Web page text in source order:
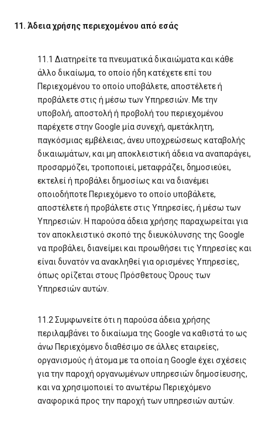
11. Άδεια χρήσης περιεχομένου από εσάς
11.1 Διατηρείτε τα πνευματικά δικαιώματα και κάθε
άλλο δικαίωμα, το οποίο ήδη κατέχετε επί του
Περιεχομένου το οποίο υποβάλετε, αποστέλετε ή
προβάλετε στις ή μέσω των Υπηρεσιών. Με την
υποβολή, αποστολή ή προβολή του περιεχομένου
παρέχετε στην Google μία συνεχή, αμετάκλητη,
παγκόσμιας εμβέλειας, άνευ υποχρεώσεως καταβολής
δικαιωμάτων, και μη αποκλειστική άδεια να αναπαράγει,
προσαρμόζει, τροποποιεί, μεταφράζει, δημοσιεύει,
εκτελεί ή προβάλει δημοσίως και να διανέμει
οποιοδήποτε Περιεχόμενο το οποίο υποβάλετε,
αποστέλετε ή προβάλετε στις Υπηρεσίες, ή μέσω των
Υπηρεσιών. Η παρούσα άδεια χρήσης παραχωρείται για
τον αποκλειστικό σκοπό της διευκόλυνσης της Google
να προβάλει, διανείμει και προωθήσει τις Υπηρεσίες και
είναι δυνατόν να ανακληθεί για ορισμένες Υπηρεσίες,
όπως ορίζεται στους Πρόσθετους Όρους των
Υπηρεσιών αυτών.
11.2 Συμφωνείτε ότι η παρούσα άδεια χρήσης
περιλαμβάνει το δικαίωμα της Google να καθιστά το ως
άνω Περιεχόμενο διαθέσιμο σε άλλες εταιρείες,
οργανισμούς ή άτομα με τα οποία η Google έχει σχέσεις
για την παροχή οργανωμένων υπηρεσιών δημοσίευσης,
και να χρησιμοποιεί το ανωτέρω Περιεχόμενο
αναφορικά προς την παροχή των υπηρεσιών αυτών.